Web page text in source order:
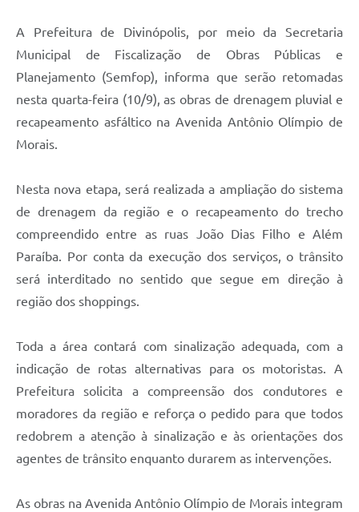
A Prefeitura de Divinópolis, por meio da Secretaria
Municipal de Fiscalização de Obras Públicas e
Planejamento (Semfop), informa que serão retomadas
nesta quarta-feira (10/9), as obras de drenagem pluvial e
recapeamento asfáltico na Avenida Antônio Olímpio de
Morais.
Nesta nova etapa, será realizada a ampliação do sistema
de drenagem da região e o recapeamento do trecho
compreendido entre as ruas João Dias Filho e Além
Paraíba. Por conta da execução dos serviços, o trânsito
será interditado no sentido que segue em direção à
região dos shoppings.
Toda a área contará com sinalização adequada, com a
indicação de rotas alternativas para os motoristas. A
Prefeitura solicita a compreensão dos condutores e
moradores da região e reforça o pedido para que todos
redobrem a atenção à sinalização e às orientações dos
agentes de trânsito enquanto durarem as intervenções.
As obras na Avenida Antônio Olímpio de Morais integram